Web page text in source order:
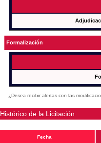
Formalización
¿Desea recibir alertas con las
Histórico de la Licitación
Fecha